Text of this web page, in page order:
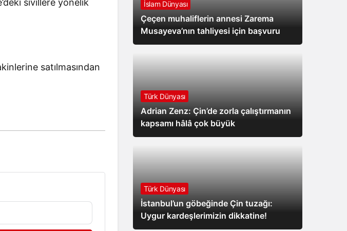
satılmasından
İslam Dünyası
Çeçen muhaliflerin annesi Zarema
Musayeva’nın tahliyesi için başvuru
Türk Dünyası
Adrian Zenz: Çin’de zorla çalıştırmanın
kapsamı hâlâ çok büyük
Türk Dünyası
İstanbul’un göbeğinde Çin tuzağı:
Uygur kardeşlerimizin dikkatine!